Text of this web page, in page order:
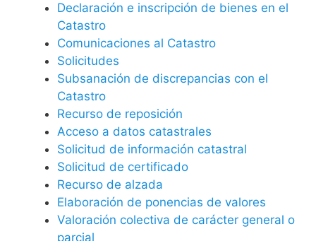
Declaración e inscripción de bienes en el
Catastro
Comunicaciones al Catastro
Solicitudes
Subsanación de discrepancias con el
Catastro
Recurso de reposición
Acceso a datos catastrales
Solicitud de información catastral
Solicitud de certificado
Recurso de alzada
Elaboración de ponencias de valores
Valoración colectiva de carácter general o
parcial